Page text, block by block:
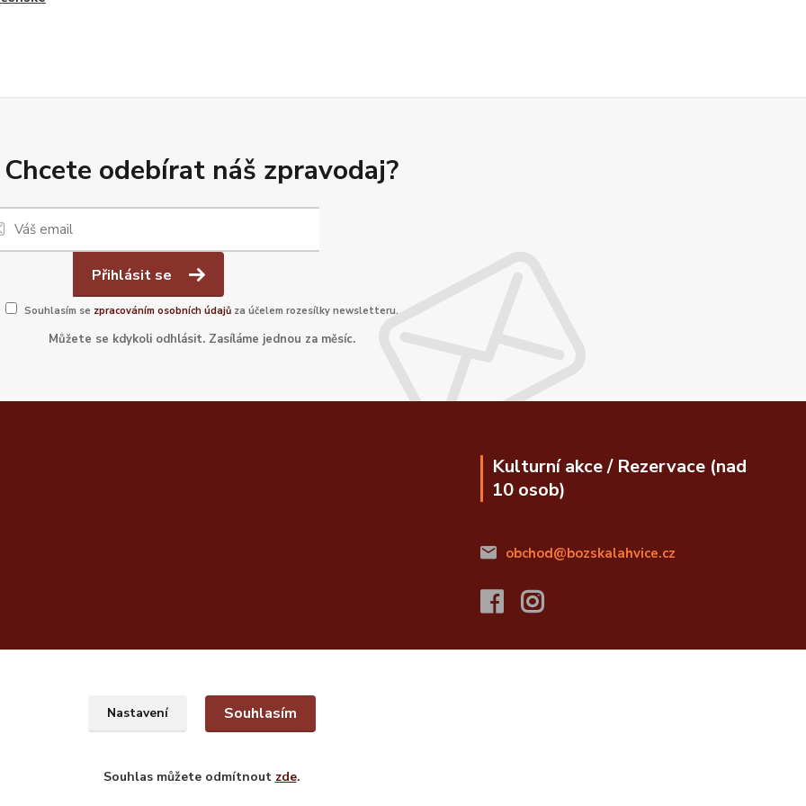
Chcete odebírat náš zpravodaj?
Přihlásit se
Souhlasím se zpracováním osobních údajůza účelem rozesílky newsletteru.
Můžete se kdykoli odhlásit. Zasíláme jednou za měsíc.
Kulturní akce / Rezervace (nad
10 osob)
obchod@bozskalahvice.cz
Nastavení Souhlasím
Souhlas můžete odmítnout zde.